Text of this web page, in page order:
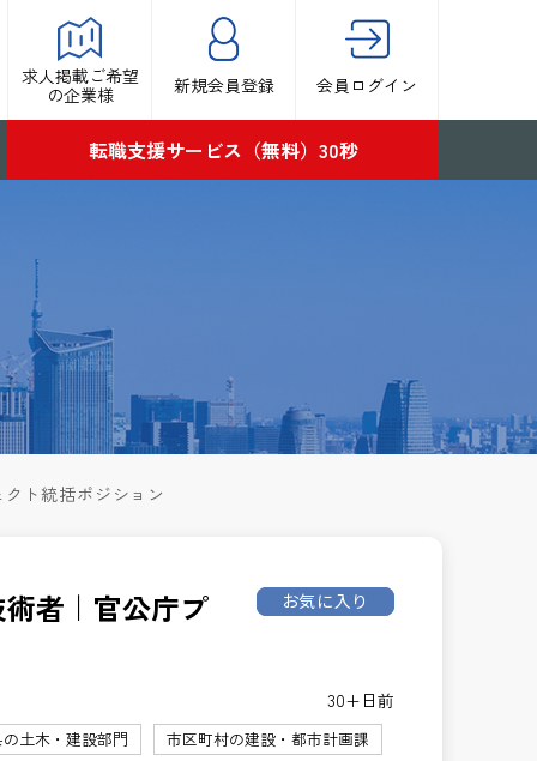
求人掲載ご希望
の企業様
新規会員登録 会員ログイン
転職支援サービス（無料）30秒
ト統括ポジション
者｜官公庁プ お気に入り
30+日前
土木・建設部門
市区町村の建設・都市計画課